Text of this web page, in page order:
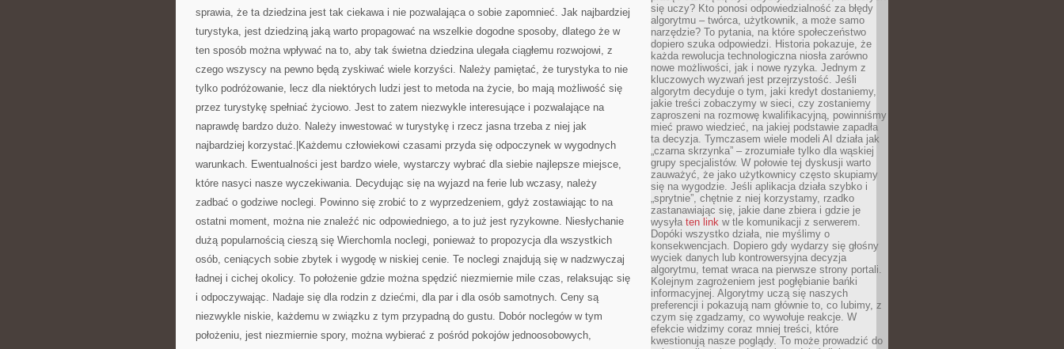
sprawia, że ta dziedzina jest tak ciekawa i nie pozwalająca o sobie zapomnieć. Jak najbardziej
turystyka, jest dziedziną jaką warto propagować na wszelkie dogodne sposoby, dlatego że w
ten sposób można wpływać na to, aby tak świetna dziedzina ulegała ciągłemu rozwojowi, z
czego wszyscy na pewno będą zyskiwać wiele korzyści. Należy pamiętać, że turystyka to nie
tylko podróżowanie, lecz dla niektórych ludzi jest to metoda na życie, bo mają możliwość się
przez turystykę spełniać życiowo. Jest to zatem niezwykle interesujące i pozwalające na
naprawdę bardzo dużo. Należy inwestować w turystykę i rzecz jasna trzeba z niej jak
najbardziej korzystać.|Każdemu człowiekowi czasami przyda się odpoczynek w wygodnych
warunkach. Ewentualności jest bardzo wiele, wystarczy wybrać dla siebie najlepsze miejsce,
które nasyci nasze wyczekiwania. Decydując się na wyjazd na ferie lub wczasy, należy
zadbać o godziwe noclegi. Powinno się zrobić to z wyprzedzeniem, gdyż zostawiając to na
ostatni moment, można nie znaleźć nic odpowiedniego, a to już jest ryzykowne. Niesłychanie
dużą popularnością cieszą się Wierchomla noclegi, ponieważ to propozycja dla wszystkich
osób, ceniących sobie zbytek i wygodę w niskiej cenie. Te noclegi znajdują się w nadzwyczaj
ładnej i cichej okolicy. To położenie gdzie można spędzić niezmiernie mile czas, relaksując się
i odpoczywając. Nadaje się dla rodzin z dziećmi, dla par i dla osób samotnych. Ceny są
niezwykle niskie, każdemu w związku z tym przypadną do gustu. Dobór noclegów w tym
położeniu, jest niezmiernie spory, można wybierać z pośród pokojów jednoosobowych,
się uczy? Kto ponosi odpowiedzialność za błędy
algorytmu – twórca, użytkownik, a może samo
narzędzie? To pytania, na które społeczeństwo
dopiero szuka odpowiedzi. Historia pokazuje, że
każda rewolucja technologiczna niosła zarówno
nowe możliwości, jak i nowe ryzyka. Jednym z
kluczowych wyzwań jest przejrzystość. Jeśli
algorytm decyduje o tym, jaki kredyt dostaniemy,
jakie treści zobaczymy w sieci, czy zostaniemy
zaproszeni na rozmowę kwalifikacyjną, powinniśmy
mieć prawo wiedzieć, na jakiej podstawie zapadła
ta decyzja. Tymczasem wiele modeli AI działa jak
„czarna skrzynka” – zrozumiałe tylko dla wąskiej
grupy specjalistów. W połowie tej dyskusji warto
zauważyć, że jako użytkownicy często skupiamy
się na wygodzie. Jeśli aplikacja działa szybko i
„sprytnie”, chętnie z niej korzystamy, rzadko
zastanawiając się, jakie dane zbiera i gdzie je
wysyła ten link w tle komunikacji z serwerem.
Dopóki wszystko działa, nie myślimy o
konsekwencjach. Dopiero gdy wydarzy się głośny
wyciek danych lub kontrowersyjna decyzja
algorytmu, temat wraca na pierwsze strony portali.
Kolejnym zagrożeniem jest pogłębianie bańki
informacyjnej. Algorytmy uczą się naszych
preferencji i pokazują nam głównie to, co lubimy, z
czym się zgadzamy, co wywołuje reakcje. W
efekcie widzimy coraz mniej treści, które
kwestionują nasze poglądy. To może prowadzić do